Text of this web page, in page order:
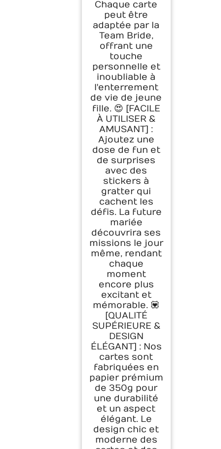
Chaque carte
peut être
adaptée par la
Team Bride,
offrant une
touche
personnelle et
inoubliable à
l'enterrement
de vie de jeune
fille. 😍 [FACILE
À UTILISER &
AMUSANT] :
Ajoutez une
dose de fun et
de surprises
avec des
stickers à
gratter qui
cachent les
défis. La future
mariée
découvrira ses
missions le jour
même, rendant
chaque
moment
encore plus
excitant et
mémorable. 💟
[QUALITÉ
SUPÉRIEURE &
DESIGN
ÉLÉGANT] : Nos
cartes sont
fabriquées en
papier prémium
de 350g pour
une durabilité
et un aspect
élégant. Le
design chic et
moderne des